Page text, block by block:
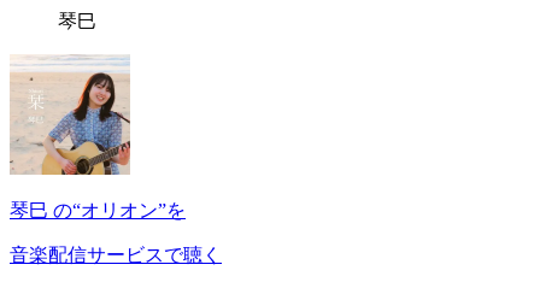
琴巳
琴巳 の“オリオン”を
音楽配信サービスで聴く